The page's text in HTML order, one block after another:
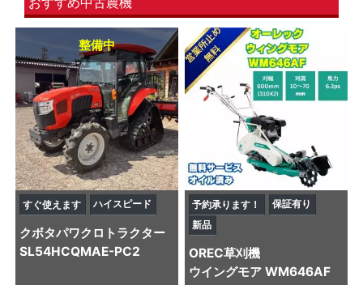
整備中
すぐ使えます ハイスピード
クボタパワクロトラクター
SL54HCQMAE-PC2
予約承ります！
保証有り
新品
OREC草刈機
ウイングモア WM646AF